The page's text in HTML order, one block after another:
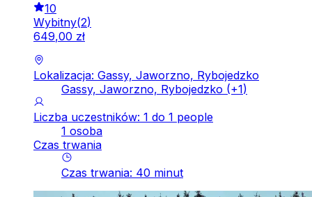
10
Wybitny(2)
649,00 zł
Lokalizacja: Gassy, Jaworzno, Rybojedzko
Gassy, Jaworzno, Rybojedzko (+1)
Liczba uczestników: 1 do 1 people
1 osoba
Czas trwania
Czas trwania: 40 minut